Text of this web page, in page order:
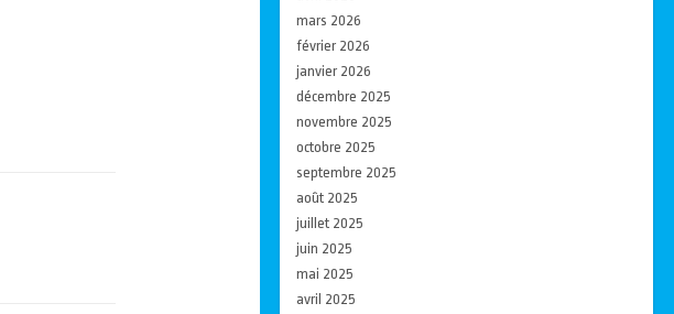
mars 2026
février 2026
janvier 2026
décembre 2025
novembre 2025
octobre 2025
septembre 2025
août 2025
juillet 2025
juin 2025
mai 2025
avril 2025